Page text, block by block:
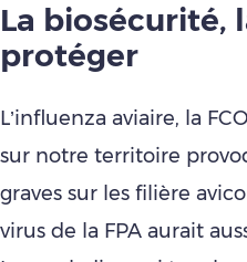
La biosécurité,
protéger
L’influenza aviaire, la
sur notre territoire
graves sur les filière
virus de la FPA aurait